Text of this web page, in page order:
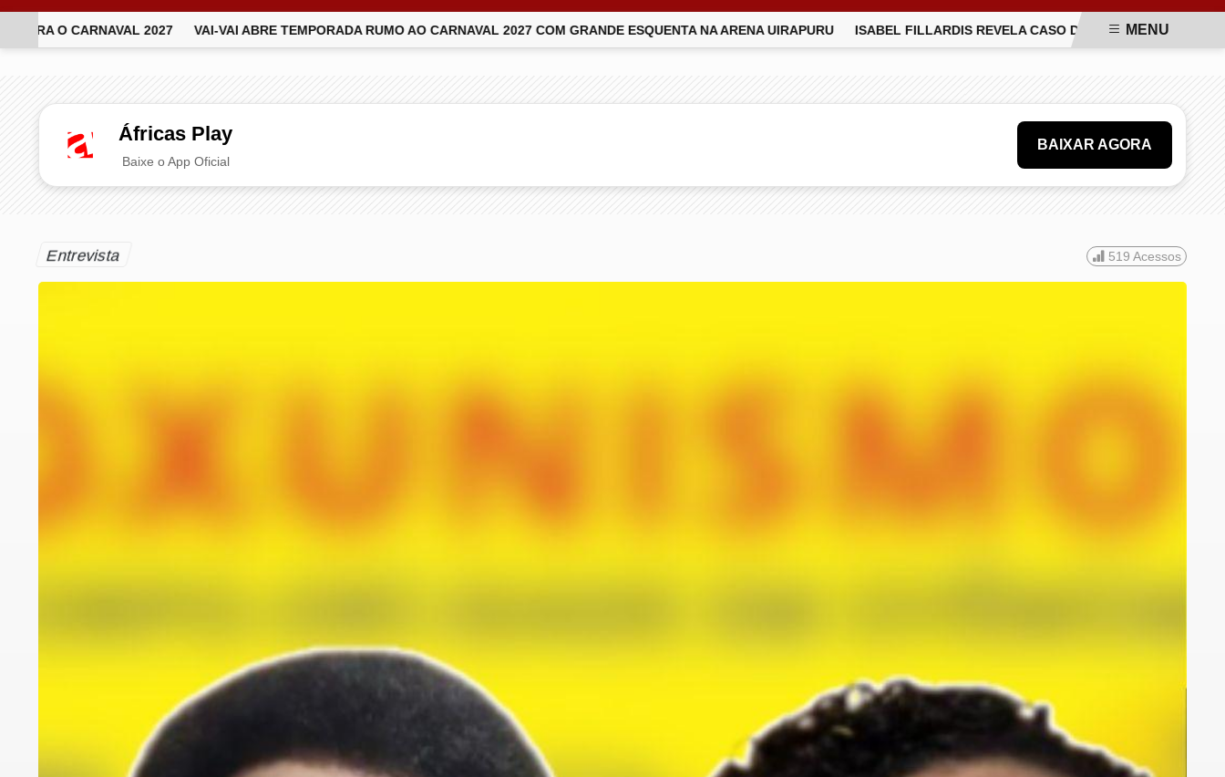
O CARNAVAL 2027 VAI-VAI ABRE TEMPORADA RUMO AO CARNAVAL 2027 COM GRANDE ESQUENTA NA ARENA UIRAPURU ISABEL FILLARDIS REVELA CASO DE RACISMO ESTRUTURAL
MENU
Áfricas Play
Baixe o App Oficial
BAIXAR AGORA
Entrevista 519 Acessos